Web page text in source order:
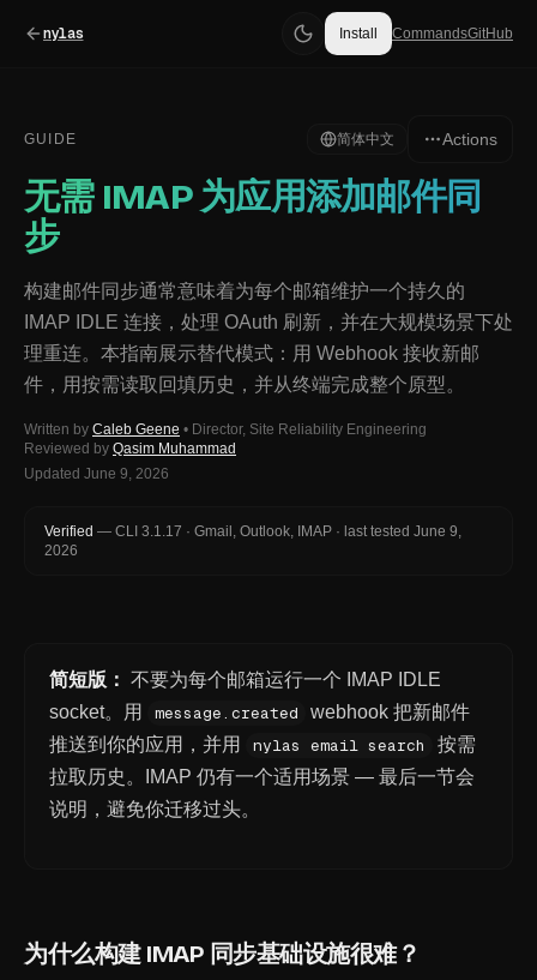
nylas Install CommandsGitHub
GUIDE 简体中文 Actions
无需 IMAP 为应用添加邮件同
步
构建邮件同步通常意味着为每个邮箱维护一个持久的
IMAP IDLE 连接，处理 OAuth 刷新，并在大规模场景下处
理重连。本指南展示替代模式：用 Webhook 接收新邮
件，用按需读取回填历史，并从终端完成整个原型。
Written by Caleb Geene • Director, Site Reliability Engineering
Reviewed by Qasim Muhammad
Updated June 9, 2026
Verified — CLI 3.1.17 · Gmail, Outlook, IMAP · last tested June 9,
2026
简短版： 不要为每个邮箱运行一个 IMAP IDLE
socket。用
message.created
webhook 把新邮件
推送到你的应用，并用
nylas email search
按需
拉取历史。IMAP 仍有一个适用场景 — 最后一节会
说明，避免你迁移过头。
为什么构建 IMAP 同步基础设施很难？